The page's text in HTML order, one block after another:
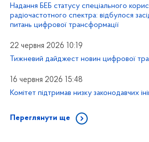
Надання БЕБ статусу спеціального
радіочастотного спектра: відбулося
питань цифрової трансформації
22 червня 2026 10:19
Тижневий дайджест новин цифрової
16 червня 2026 15:48
Комітет підтримав низку законодавчих
Переглянути ще